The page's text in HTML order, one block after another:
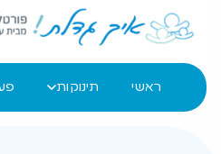
ראשי תינוקות